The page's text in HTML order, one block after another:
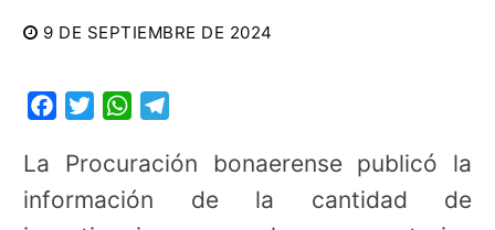
9 DE SEPTIEMBRE DE 2024
FacebookTwitterWhatsApp
La Procuración bonaerense publicó la
información de la cantidad de